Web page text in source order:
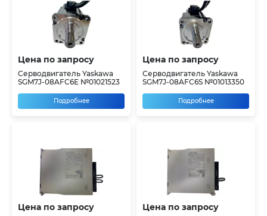
Цена по запросу
Серводвигатель Yaskawa
SGM7J-08AFC6E №01021523
Подробнее
Цена по запросу
Серводвигатель Yaskawa
SGM7J-08AFC6S №01013350
Подробнее
Цена по запросу Цена по запросу